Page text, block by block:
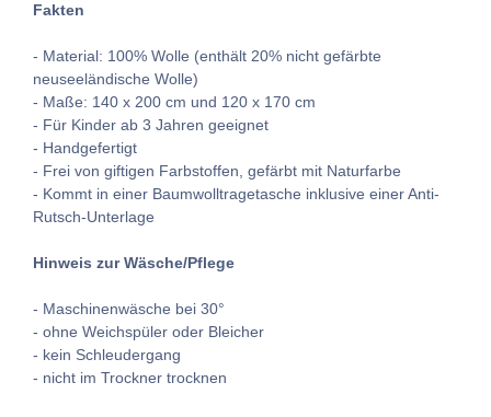
Fakten
- Material: 100% Wolle (enthält 20% nicht gefärbte
neuseeländische Wolle)
- Maße: 140 x 200 cm und 120 x 170 cm
- Für Kinder ab 3 Jahren geeignet
- Handgefertigt
- Frei von giftigen Farbstoffen, gefärbt mit Naturfarbe
- Kommt in einer Baumwolltragetasche inklusive einer Anti-
Rutsch-Unterlage
Hinweis zur Wäsche/Pflege
- Maschinenwäsche bei 30°
- ohne Weichspüler oder Bleicher
- kein Schleudergang
- nicht im Trockner trocknen